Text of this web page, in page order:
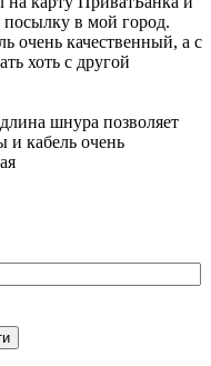
в мой город.
очень качественный, а с
хоть с другой
шнура позволяет
и кабель очень